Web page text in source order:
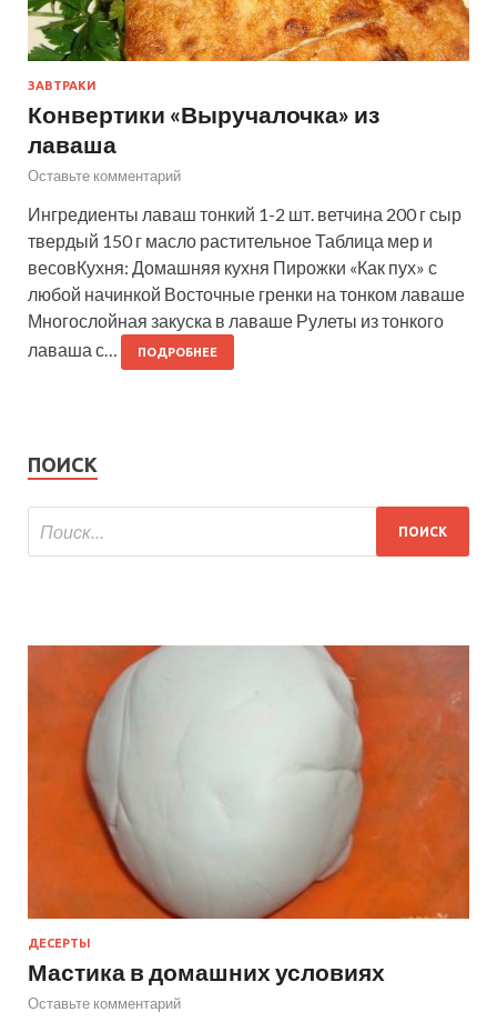
ЗАВТРАКИ
Конвертики «Выручалочка» из
лаваша
Оставьте комментарий
Ингредиенты лаваш тонкий 1-2 шт. ветчина 200 г сыр
твердый 150 г масло растительное Таблица мер и
весовКухня: Домашняя кухня Пирожки «Как пух» с
любой начинкой Восточные гренки на тонком лаваше
Многослойная закуска в лаваше Рулеты из тонкого
лаваша с…
ПОДРОБНЕЕ
ПОИСК
ДЕСЕРТЫ
Мастика в домашних условиях
Оставьте комментарий